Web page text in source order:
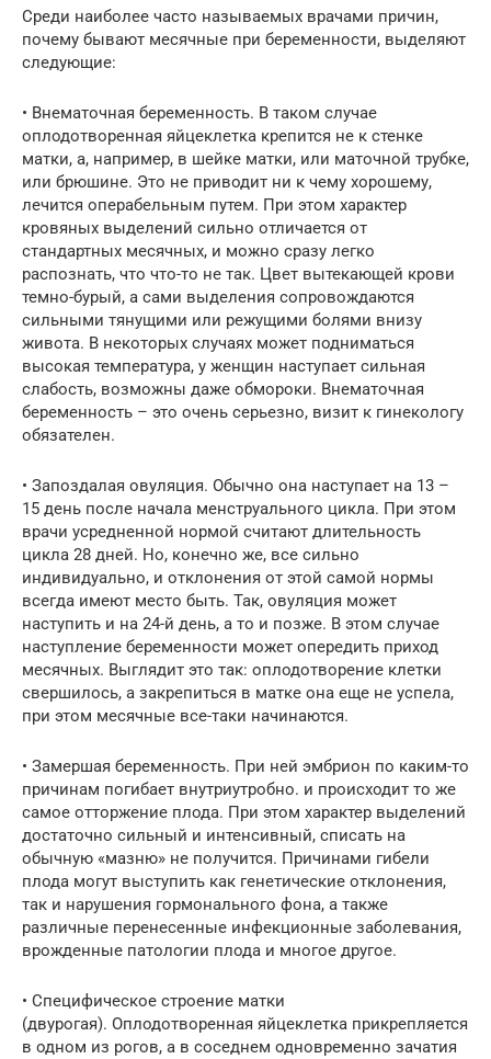
Среди наиболее часто называемых врачами причин,
почему бывают месячные при беременности, выделяют
следующие:
• Внематочная беременность. В таком случае
оплодотворенная яйцеклетка крепится не к стенке
матки, а, например, в шейке матки, или маточной трубке,
или брюшине. Это не приводит ни к чему хорошему,
лечится операбельным путем. При этом характер
кровяных выделений сильно отличается от
стандартных месячных, и можно сразу легко
распознать, что что-то не так. Цвет вытекающей крови
темно-бурый, а сами выделения сопровождаются
сильными тянущими или режущими болями внизу
живота. В некоторых случаях может подниматься
высокая температура, у женщин наступает сильная
слабость, возможны даже обмороки. Внематочная
беременность – это очень серьезно, визит к гинекологу
обязателен.
• Запоздалая овуляция. Обычно она наступает на 13 –
15 день после начала менструального цикла. При этом
врачи усредненной нормой считают длительность
цикла 28 дней. Но, конечно же, все сильно
индивидуально, и отклонения от этой самой нормы
всегда имеют место быть. Так, овуляция может
наступить и на 24-й день, а то и позже. В этом случае
наступление беременности может опередить приход
месячных. Выглядит это так: оплодотворение клетки
свершилось, а закрепиться в матке она еще не успела,
при этом месячные все-таки начинаются.
• Замершая беременность. При ней эмбрион по каким-то
причинам погибает внутриутробно. и происходит то же
самое отторжение плода. При этом характер выделений
достаточно сильный и интенсивный, списать на
обычную «мазню» не получится. Причинами гибели
плода могут выступить как генетические отклонения,
так и нарушения гормонального фона, а также
различные перенесенные инфекционные заболевания,
врожденные патологии плода и многое другое.
• Специфическое строение матки
(двурогая). Оплодотворенная яйцеклетка прикрепляется
в одном из рогов, а в соседнем одновременно зачатия